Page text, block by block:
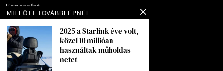
Kapcsolat
Oldaltérkép
Segítség
Munka
MIELŐTT TOVÁBBLÉPNÉL
2025 a Starlink éve volt,
közel 10 millióan
használtak műholdas
netet